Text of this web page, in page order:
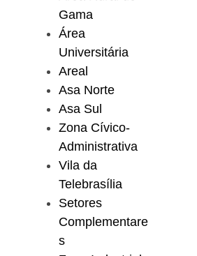
Gama
Área
Universitária
Areal
Asa Norte
Asa Sul
Zona Cívico-
Administrativa
Vila da
Telebrasília
Setores
Complementare
s